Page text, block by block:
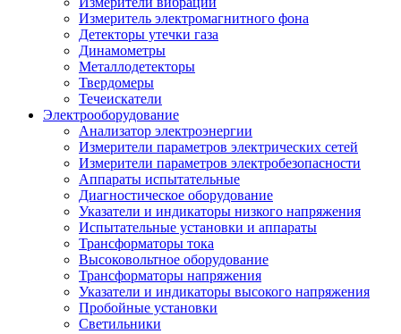
Измеритель электромагнитного фона
Детекторы утечки газа
Динамометры
Металлодетекторы
Твердомеры
Течеискатели
Электрооборудование
Анализатор электроэнергии
Измерители параметров электрических сетей
Измерители параметров электробезопасности
Аппараты испытательные
Диагностическое оборудование
Указатели и индикаторы низкого напряжения
Испытательные установки и аппараты
Трансформаторы тока
Высоковольтное оборудование
Трансформаторы напряжения
Указатели и индикаторы высокого напряжения
Пробойные установки
Светильники